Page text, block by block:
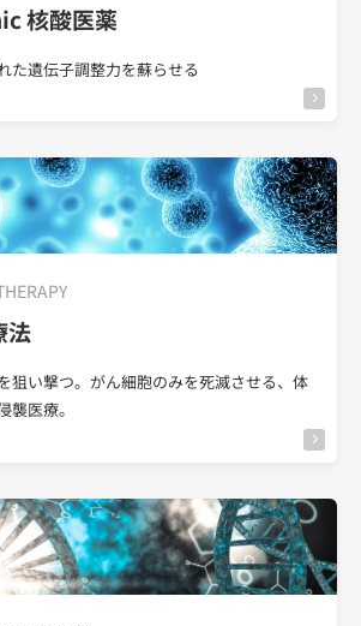
核酸医薬
た遺伝子調整力を蘇らせる
法
狙い撃つ。がん細胞のみを死滅させる、体
襲医療。